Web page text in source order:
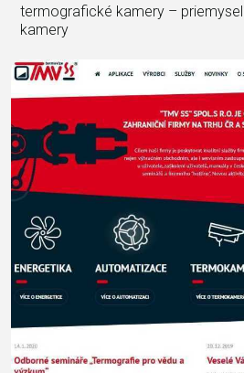
termografické kamery –
kamery